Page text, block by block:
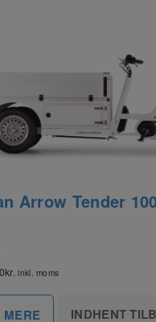
Arrow Tender
kr. inkl. moms
MERE INDHENT